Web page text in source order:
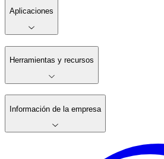
Aplicaciones
Herramientas y recursos
Información de la empresa